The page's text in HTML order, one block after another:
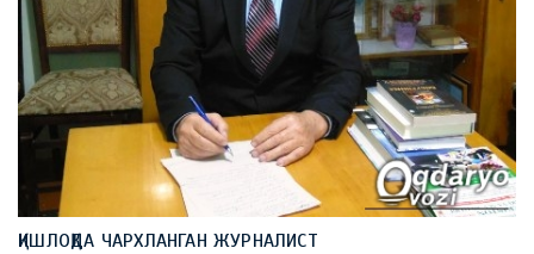
ҚИШЛОҚДА ЧАРХЛАНГАН ЖУРНАЛИСТ